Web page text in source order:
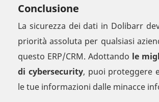
Conclusione
La sicurezza dei dati in Dolibarr
priorità assoluta per qualsiasi
questo ERP/CRM. Adottando le
di cybersecurity, puoi proteggere
le tue informazioni dalle minacce